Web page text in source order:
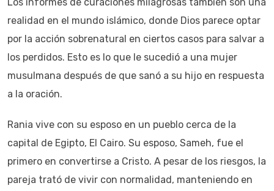
realidad en el mundo islámico, donde Dios parece optar
por la acción sobrenatural en ciertos casos para salvar a
los perdidos. Esto es lo que le sucedió a una mujer
musulmana después de que sanó a su hijo en respuesta
a la oración.
Rania vive con su esposo en un pueblo cerca de la
capital de Egipto, El Cairo. Su esposo, Sameh, fue el
primero en convertirse a Cristo. A pesar de los riesgos, la
pareja trató de vivir con normalidad, manteniendo en